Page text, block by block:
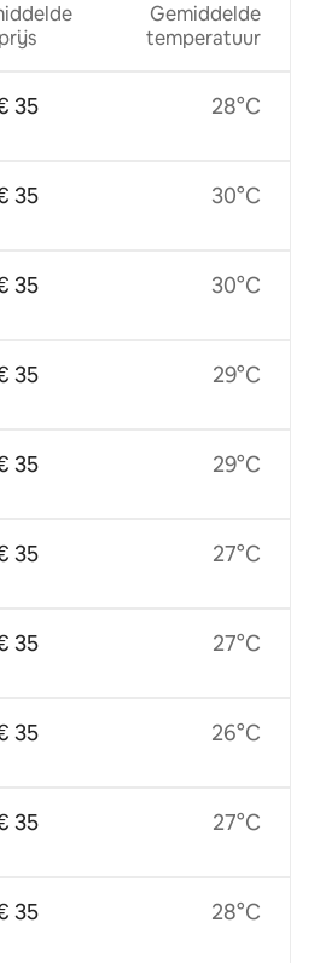
prijs
35
35
35
35
35
35
35
35
35
35
Gemiddelde
temperatuur
28°C
30°C
30°C
29°C
29°C
27°C
27°C
26°C
27°C
28°C